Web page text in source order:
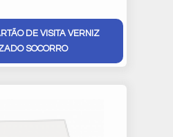
DE VISITA VERNIZ
SOCORRO